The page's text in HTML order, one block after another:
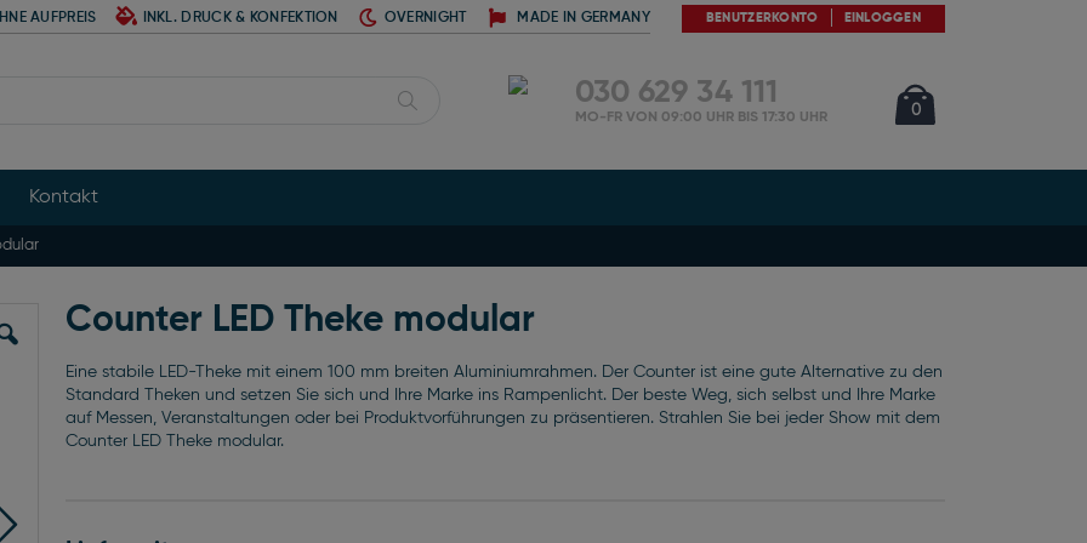
AUFPREIS INKL. DRUCK & KONFEKTION OVERNIGHT MADE IN GERMANY BENUTZERKONTO EINLOGGEN
0Artikel
030 629 34 111
MO-FR VON 09:00 UHR BIS 17:30 UHR
Kontakt
Counter LED Theke modular
Eine stabile LED-Theke mit einem 100 mm breiten Aluminiumrahmen. Der Counter ist eine gute Alternative zu den
Standard Theken und setzen Sie sich und Ihre Marke ins Rampenlicht. Der beste Weg, sich selbst und Ihre Marke
auf Messen, Veranstaltungen oder bei Produktvorführungen zu präsentieren. Strahlen Sie bei jeder Show mit dem
Counter LED Theke modular.